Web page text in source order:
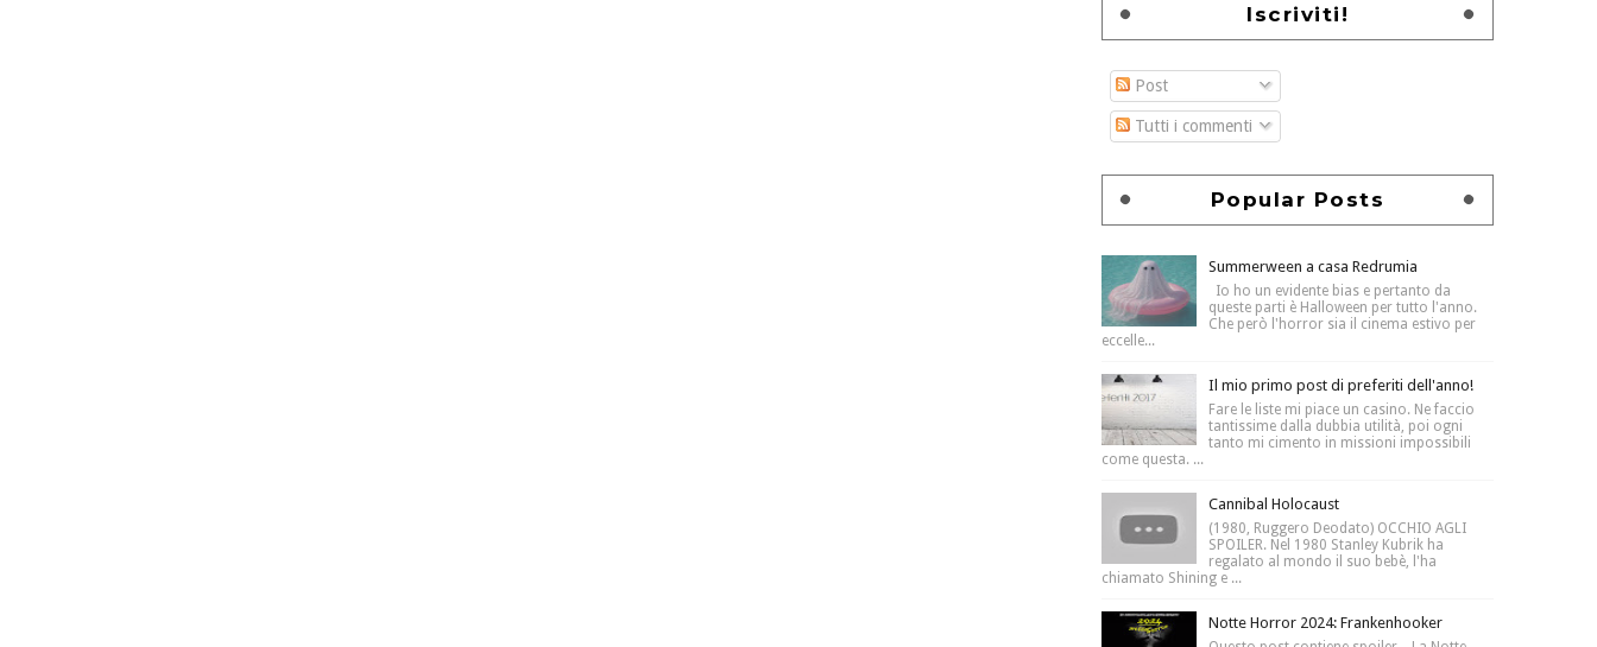
Iscriviti!
Post
Tutti i commenti
Popular Posts
Summerween a casa Redrumia
Io ho un evidente bias e pertanto da
queste parti è Halloween per tutto l'anno.
Che però l'horror sia il cinema estivo per
eccelle...
Il mio primo post di preferiti dell'anno!
Fare le liste mi piace un casino. Ne faccio
tantissime dalla dubbia utilità, poi ogni
tanto mi cimento in missioni impossibili
come questa. ...
Cannibal Holocaust
(1980, Ruggero Deodato) OCCHIO AGLI
SPOILER. Nel 1980 Stanley Kubrik ha
regalato al mondo il suo bebè, l'ha
chiamato Shining e ...
Notte Horror 2024: Frankenhooker